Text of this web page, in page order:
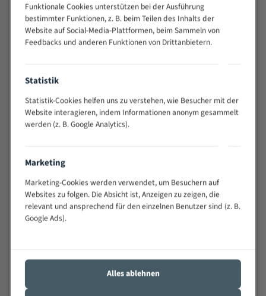
> 500
0,75/1,25
Vorteile:
Widerstandsfähig gegen Zahnbruch auch bei
wechselnde Verbindungslängen)
Sehr geringe Vibration
Technische Beschreibung:
Positiver Spanwinkel
Bandkörper aus hochlegiertem Federstahl
Funktionale Cookies unterstützen bei der Ausführung
bestimmter Funktionen, z. B. beim Teilen des Inhalts der
Website auf Social-Media-Plattformen, beim Sammeln von
Feedbacks und anderen Funktionen von Drittanbietern.
Statistik
Statistik-Cookies helfen uns zu verstehen, wie Besucher mit der
Website interagieren, indem Informationen anonym gesammelt
werden (z. B. Google Analytics).
Marketing
Marketing-Cookies werden verwendet, um Besuchern auf
Websites zu folgen. Die Absicht ist, Anzeigen zu zeigen, die
relevant und ansprechend für den einzelnen Benutzer sind (z. B.
Google Ads).
Alles ablehnen